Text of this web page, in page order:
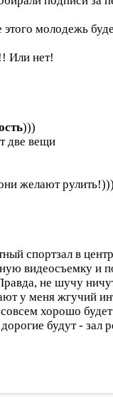
молодежь
Или нет!
)))
две вещи
желают
спортзал в
видеосъемку
не шучу
у меня жгучий
хорошо
будут - зал